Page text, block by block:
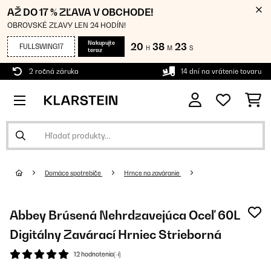
AŽ DO 17 % ZĽAVA V OBCHODE!
OBROVSKÉ ZĽAVY LEN 24 HODÍN!
FULLSWING17
Nakupujte
teraz
20 H 38 M 23 S
2 ročná záruka 14 dní na vrátenie tovaru
Domáce spotrebiče Hrnce na zaváranie
Abbey Brúsená Nehrdzavejúca Oceľ 60L
Digitálny Zavárací Hrniec Strieborná
12 hodnotenia(-í)